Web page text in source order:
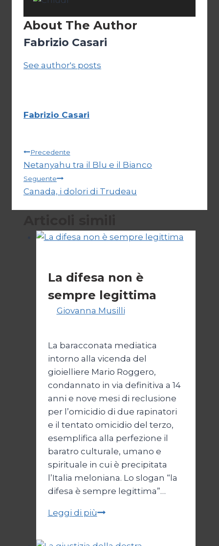
About The Author
Fabrizio Casari
See author's posts
Fabrizio Casari
Navigazione
articoli
Precedente
Netanyahu tra il Blu e il Bianco
Seguente
Canada, i dolori di Trudeau
La difesa non è
sempre legittima
Giovanna Musilli
La baracconata mediatica
intorno alla vicenda del
gioielliere Mario Roggero,
condannato in via definitiva a 14
anni e nove mesi di reclusione
per l’omicidio di due rapinatori
e il tentato omicidio del terzo,
esemplifica alla perfezione il
baratro culturale, umano e
spirituale in cui è precipitata
l’Italia meloniana. Lo slogan “la
difesa è sempre legittima”…
Leggi di piùLa